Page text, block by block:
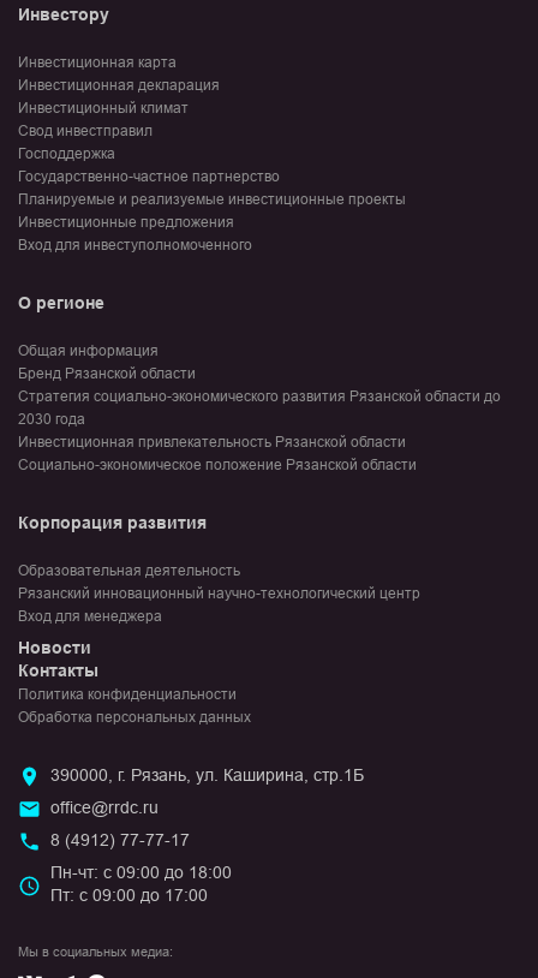
Инвестору
Инвестиционная карта
Инвестиционная декларация
Инвестиционный климат
Свод инвестправил
Господдержка
Государственно-частное партнерство
Планируемые и реализуемые инвестиционные проекты
Инвестиционные предложения
Вход для инвеступолномоченного
О регионе
Общая информация
Бренд Рязанской области
Стратегия социально-экономического развития Рязанской области до
2030 года
Инвестиционная привлекательность Рязанской области
Социально-экономическое положение Рязанской области
Корпорация развития
Образовательная деятельность
Рязанский инновационный научно-технологический центр
Вход для менеджера
Новости
Контакты
Политика конфиденциальности
Обработка персональных данных
390000, г. Рязань, ул. Каширина, стр.1Б
office@rrdc.ru
8 (4912) 77-77-17
Пн-чт: с 09:00 до 18:00
Пт: с 09:00 до 17:00
Мы в социальных медиа: